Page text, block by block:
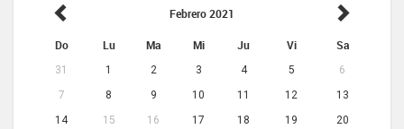
Febrero 2021
Do Lu Ma Mi Ju Vi Sa
31 1 2 3 4 5
6
7
8 9 10 11 12
13
14
15 16 17 18 19 20